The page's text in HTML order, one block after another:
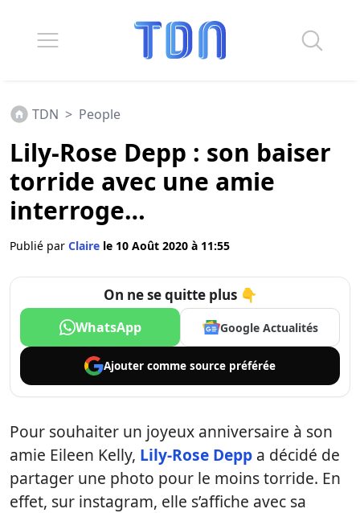
TDN > People
Lily-Rose Depp : son baiser
torride avec une amie
interroge…
Publié par Claire le 10 Août 2020 à 11:55
On ne se quitte plus 👇
WhatsApp Google Actualités
Ajouter comme source préférée
Pour souhaiter un joyeux anniversaire à son
amie Eileen Kelly, Lily-Rose Depp a décidé de
partager une photo pour le moins torride. En
effet, sur instagram, elle s’affiche avec sa